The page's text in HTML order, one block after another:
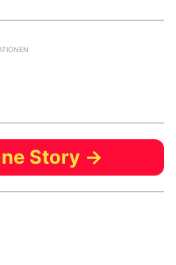
Story →